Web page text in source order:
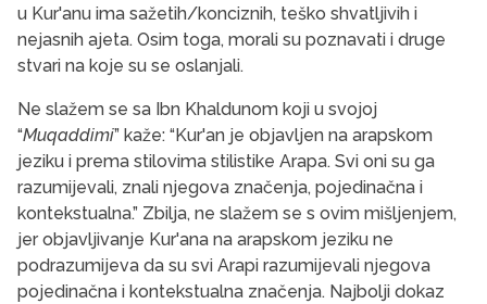
u Kur'anu ima sažetih/konciznih, teško shvatljivih i
nejasnih ajeta. Osim toga, morali su poznavati i druge
stvari na koje su se oslanjali.
Ne slažem se sa Ibn Khaldunom koji u svojoj
“Muqaddimi” kaže: “Kur'an je objavljen na arapskom
jeziku i prema stilovima stilistike Arapa. Svi oni su ga
razumijevali, znali njegova značenja, pojedinačna i
kontekstualna.” Zbilja, ne slažem se s ovim mišljenjem,
jer objavljivanje Kur'ana na arapskom jeziku ne
podrazumijeva da su svi Arapi razumijevali njegova
pojedinačna i kontekstualna značenja. Najbolji dokaz